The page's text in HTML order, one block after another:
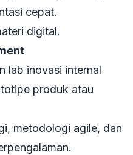
cepat.
digital.
lab inovasi internal
produk atau
metodologi agile, dan